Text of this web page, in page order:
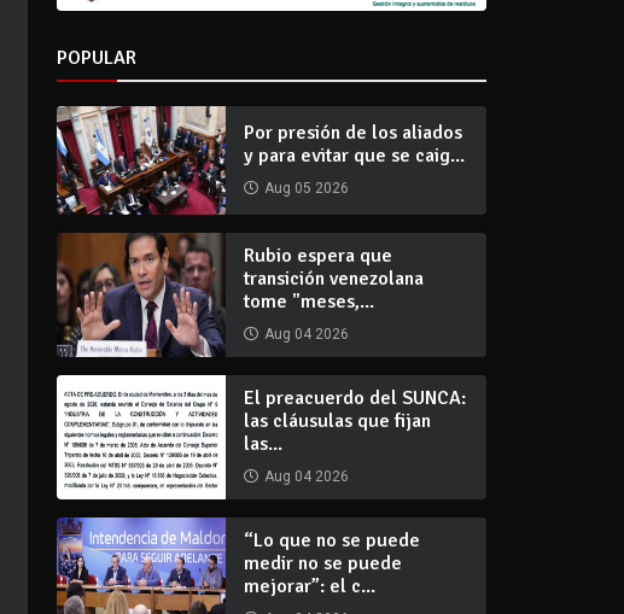
POPULAR
Por presión de los aliados
y para evitar que se caig...
Aug 05 2026
Rubio espera que
transición venezolana
tome "meses,...
Aug 04 2026
El preacuerdo del SUNCA:
las cláusulas que fijan
las...
Aug 04 2026
“Lo que no se puede
medir no se puede
mejorar”: el c...